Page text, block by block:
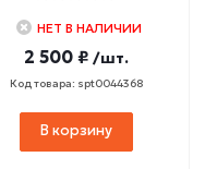
НЕТ В НАЛИЧИИ
2 500 ₽ /шт.
Код товара: spt0044368
В корзину